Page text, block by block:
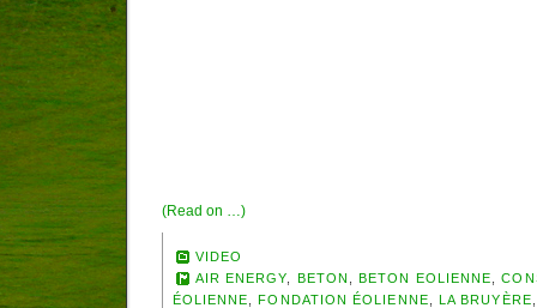
(Read on …)
VIDEO
AIR ENERGY
BETON ,BETON EOLIENNE ,
ÉOLIENNE ,FONDATION ÉOLIENNE LA BRUYÈRE